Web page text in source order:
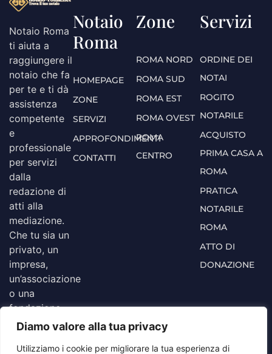
Diamo valore alla tua privacy
Utilizziamo i cookie per migliorare la tua esperienza di
Notaio Roma
ti aiuta a
raggiungere il
notaio che fa
per te e ti dà
assistenza
competente
e
professionale
per servizi
dalla
redazione di
atti alla
mediazione.
Che tu sia un
privato, un
impresa,
un’associazione
o una
fondazione,
contattaci
Notaio
Roma
HOMEPAGE
ZONE
SERVIZI
APPROFONDIMENTI
CONTATTI
Zone
ROMA NORD
ROMA SUD
ROMA EST
ROMA OVEST
ROMA
CENTRO
Servizi
ORDINE DEI
NOTAI
ROGITO
NOTARILE
ACQUISTO
PRIMA CASA A
ROMA
PRATICA
NOTARILE
ROMA
ATTO DI
DONAZIONE